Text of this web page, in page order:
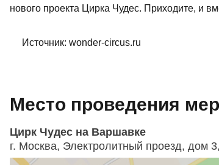
нового проекта Цирка Чудес. Приходите, и
Источник: wonder-circus.ru
Место проведения
Цирк Чудес на Варшавке
г. Москва, Электролитный проезд, дом